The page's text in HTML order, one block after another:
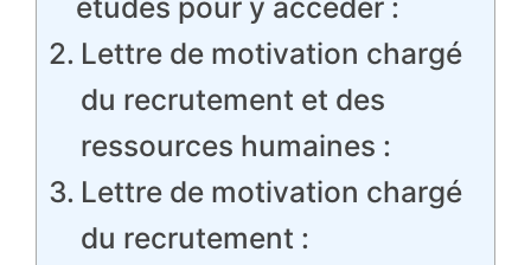
études pour y accéder :
Lettre de motivation chargé
du recrutement et des
ressources humaines :
Lettre de motivation chargé
du recrutement :